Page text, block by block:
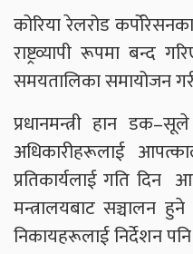
कोरिया रेलरोड
राष्ट्रव्यापी रूपमा बन्द
समयतालिका समायोजन
प्रधानमन्त्री हान
अधिकारीहरूलाई
प्रतिकार्यलाई गति दिन
मन्त्रालयबाट सञ्चालन
निकायहरूलाई निर्देशन